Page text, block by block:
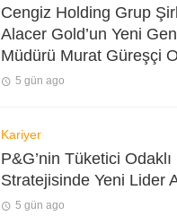
Cengiz Holding Grup
Alacer Gold’un Yeni
Müdürü Murat Güreşçi
5 gün ago
Kariyer
P&G’nin Tüketici
Stratejisinde Yeni Lider
5 gün ago